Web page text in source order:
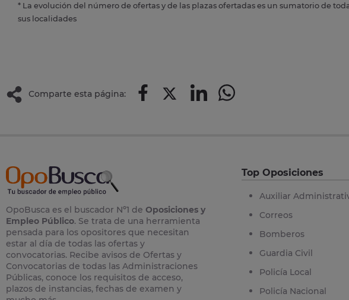
* La evolución del número de ofertas y de las plazas ofertadas es un sumatorio de
sus localidades
Comparte esta página:
OpoBusca es el buscador Nº1 de Oposiciones y
Empleo Público. Se trata de una herramienta
pensada para los opositores que necesitan
estar al día de todas las ofertas y
convocatorias. Recibe avisos de Ofertas y
Convocatorias de todas las Administraciones
Públicas, conoce los requisitos de acceso,
plazos de instancias, fechas de examen y
Top Oposiciones
Auxiliar
Correos
Bomberos
Guardia Civil
Policía Local
Policía Nacional